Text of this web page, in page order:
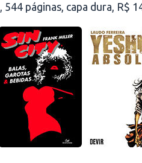
páginas, capa dura, R$